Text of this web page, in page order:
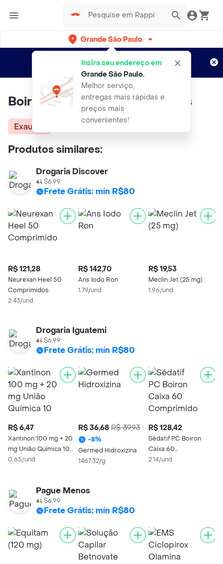
Grande São Paulo
Insira seu endereço em
Grande São Paulo.
Melhor serviço,
entregas mais rápidas e
preços mais
convenientes!
Entregas grátis por 15 dias!
Aplicam T&C
Boiron Quiétude 20 Flaconetes
Exausta
Produtos similares:
Drogaria Discover
$6.99
Frete Grátis: mín R$80
R$ 121,28
Neurexan Heel 50
Comprimidos
2.43/und
R$ 142,70
Ans Iodo Ron
1.79/und
R$ 19,53
Meclin Jet (25 mg)
1.96/und
Drogaria Iguatemi
$6.99
Frete Grátis: mín R$80
R$ 6,47
Xantinon 100 mg + 20
mg União Química 10
Comprimidos
0.65/und
R$ 36,68 R$ 39,93
-8%
Germed Hidroxizina
1467.32/g
R$ 128,42
Sédatif PC Boiron
Caixa 60
Comprimidos
2.14/und
Pague Menos
$6.99
Frete Grátis: mín R$80